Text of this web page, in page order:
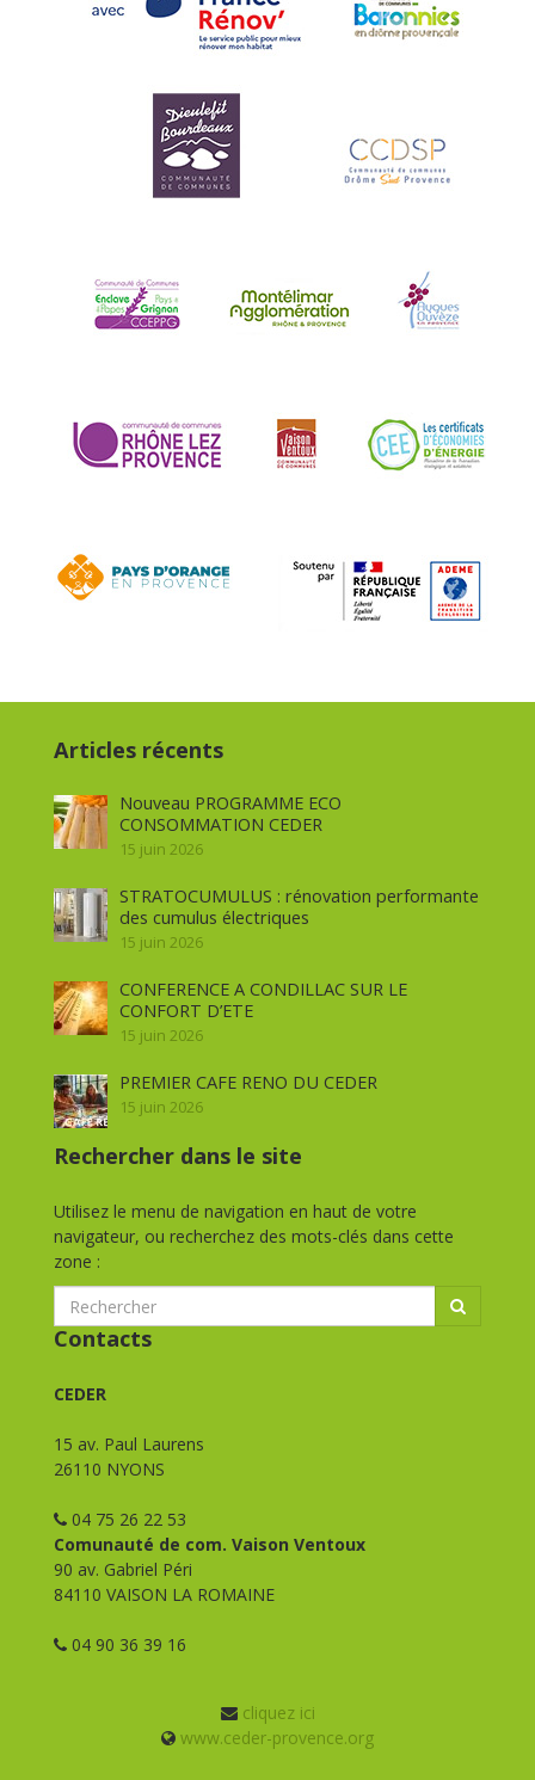
Articles récents
Nouveau PROGRAMME ECO
CONSOMMATION CEDER
15 juin 2026
STRATOCUMULUS : rénovation performante
des cumulus électriques
15 juin 2026
CONFERENCE A CONDILLAC SUR LE
CONFORT D’ETE
15 juin 2026
PREMIER CAFE RENO DU CEDER
15 juin 2026
Rechercher dans le site
Utilisez le menu de navigation en haut de votre
navigateur, ou recherchez des mots-clés dans cette
zone :
Contacts
CEDER
15 av. Paul Laurens
26110 NYONS
04 75 26 22 53
Comunauté de com. Vaison Ventoux
90 av. Gabriel Péri
84110 VAISON LA ROMAINE
04 90 36 39 16
cliquez ici
www.ceder-provence.org